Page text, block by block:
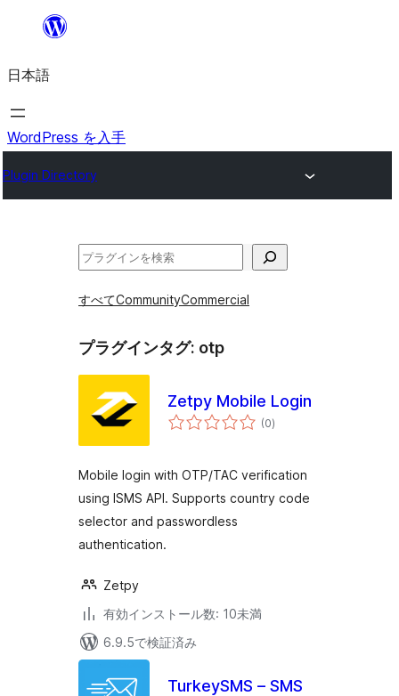
を
ス
キ
プ
日本語
WordPress を入手
Plugin Directory
検
すべてCommunityCommercial
プラグインタグ: otp
Zetpy Mobile Login
(0個
の)
Mobile login with OTP/TAC verification
using ISMS API. Supports country code
selector and passwordless
authentication.
Zetpy
有効インストール数: 10未満
6.9.5で検証済み
TurkeySMS – SMS